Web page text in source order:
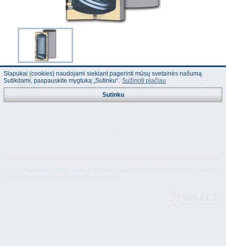
Kodas :
768840
2300.00 EUR
(Kainos nurodytos su PVM)
Slapukai (cookies) naudojami siekiant pagerinti mūsų svetainės našumą.
Sutikdami, paspauskite mygtuką „Sutinku“. Sužinoti plačiau
Sutinku